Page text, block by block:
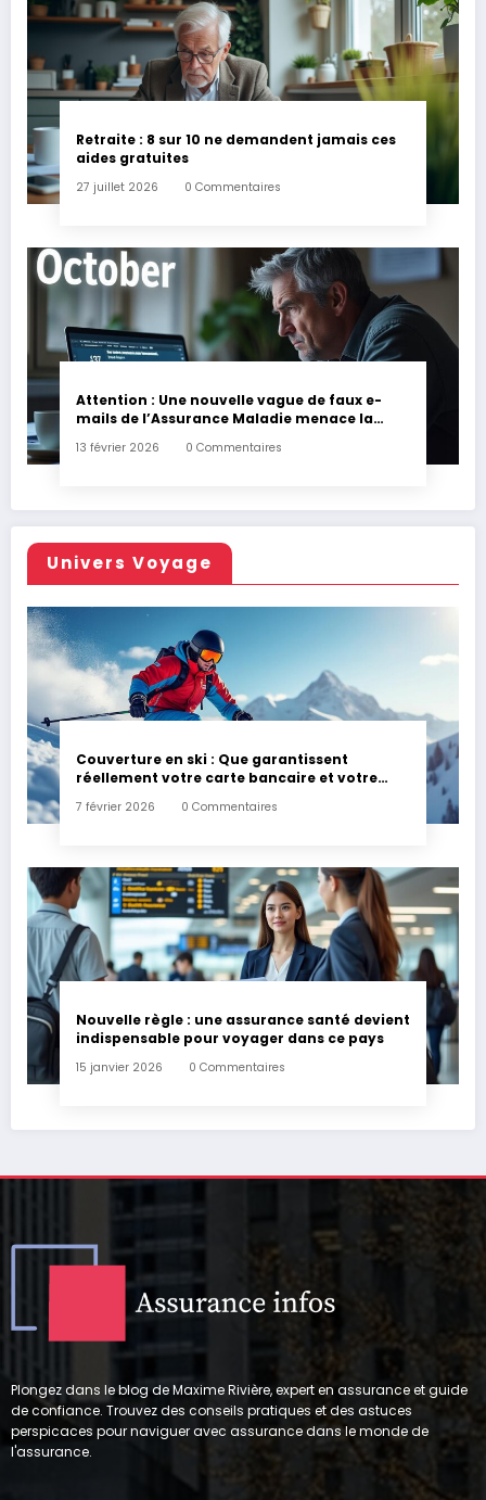
Retraite : 8 sur 10 ne demandent jamais ces
aides gratuites
27 juillet 2026 0 Commentaires
Attention : Une nouvelle vague de faux e-
mails de l’Assurance Maladie menace la
13 février 2026 0 Commentaires
Univers Voyage
Couverture en ski : Que garantissent
réellement votre carte bancaire et votre
7 février 2026 0 Commentaires
Nouvelle règle : une assurance santé devient
indispensable pour voyager dans ce pays
15 janvier 2026 0 Commentaires
Plongez dans le blog de Maxime Rivière, expert en assurance et guide
de confiance. Trouvez des conseils pratiques et des astuces
perspicaces pour naviguer avec assurance dans le monde de
l'assurance.